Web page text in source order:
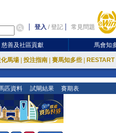
登入 /登記 常見問題
慈善及社區貢獻 馬會知
馬場 投注指南 賽馬知多些 RESTART
匹資料 試閘結果 賽期表